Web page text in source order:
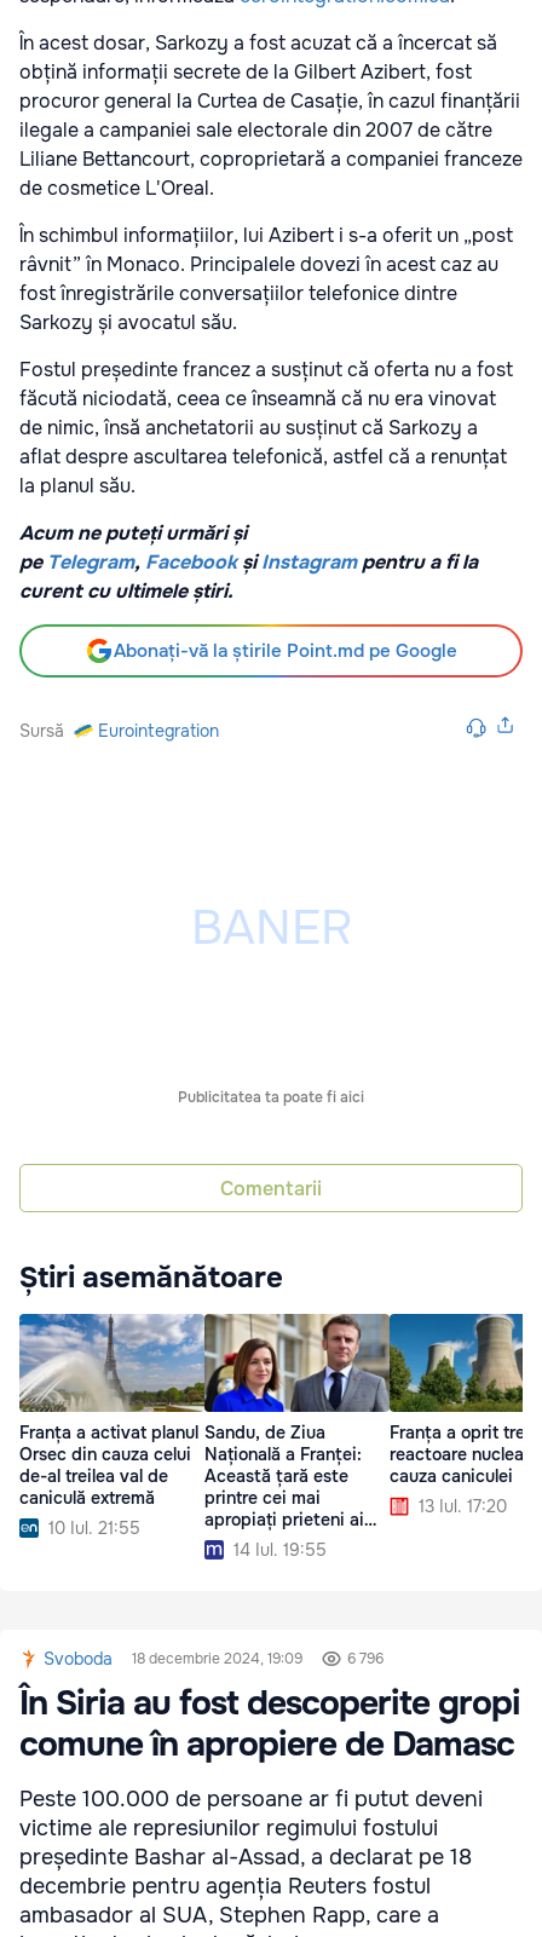
În acest dosar, Sarkozy a fost acuzat că a încercat să
obțină informații secrete de la Gilbert Azibert, fost
procuror general la Curtea de Casație, în cazul finanțării
ilegale a campaniei sale electorale din 2007 de către
Liliane Bettancourt, coproprietară a companiei franceze
de cosmetice L'Oreal.
În schimbul informațiilor, lui Azibert i s-a oferit un „post
râvnit” în Monaco. Principalele dovezi în acest caz au
fost înregistrările conversațiilor telefonice dintre
Sarkozy și avocatul său.
Fostul președinte francez a susținut că oferta nu a fost
făcută niciodată, ceea ce înseamnă că nu era vinovat
de nimic, însă anchetatorii au susținut că Sarkozy a
aflat despre ascultarea telefonică, astfel că a renunțat
la planul său.
Acum ne puteți urmări și
pe Telegram, Facebook șiInstagrampentru a fi la
curent cu ultimele știri.
Abonați-vă la știrile Point.md pe Google
Sursă Eurointegration
Publicitatea ta poate fi aici
Comentarii
Știri asemănătoare
Franța a activat planul
Orsec din cauza celui
de-al treilea val de
caniculă extremă
10 Iul. 21:55
Sandu, de Ziua
Națională a Franței:
Această țară este
printre cei mai
apropiați prieteni ai
noștri14 Iul. 19:55
Franța a oprit trei
reactoare
cauza caniculei
13 Iul. 17:20
Svoboda 18 decembrie 2024, 19:09 6 796
În Siria au fost descoperite gropi
comune în apropiere de Damasc
Peste 100.000 de persoane ar fi putut deveni
victime ale represiunilor regimului fostului
președinte Bashar al-Assad, a declarat pe 18
decembrie pentru agenția Reuters fostul
ambasador al SUA, Stephen Rapp, care a